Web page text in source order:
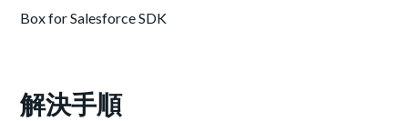
Box for Salesforce SDK
解決手順